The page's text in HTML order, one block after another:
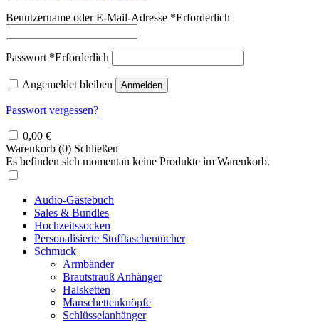
Benutzername oder E-Mail-Adresse *Erforderlich
Passwort *Erforderlich
Angemeldet bleiben Anmelden
Passwort vergessen?
0,00 €
Warenkorb (0) Schließen
Es befinden sich momentan keine Produkte im Warenkorb.
Audio-Gästebuch
Sales & Bundles
Hochzeitssocken
Personalisierte Stofftaschentücher
Schmuck
Armbänder
Brautstrauß Anhänger
Halsketten
Manschettenknöpfe
Schlüsselanhänger